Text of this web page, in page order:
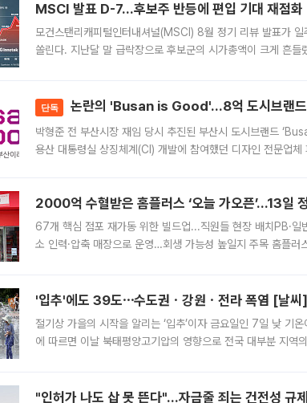
MSCI 발표 D-7…후보주 반등에 편입 기대 재점화
모건스탠리캐피털인터내셔널(MSCI) 8월 정기 리뷰 발표가
쏠린다. 지난달 말 급락장으로 후보군의 시가총액이 크게 흔
단독 논란의 'Busan is Good'…8억 도시브랜드,
박형준 전 부산시장 재임 당시 추진된 부산시 도시브랜드
용산 대통령실 상징체계(CI) 개발에 참여했던 디자인 전문업
2000억 수혈받은 홈플러스 ‘오늘 가오픈’...13일
67개 핵심 점포 재가동 위한 빌드업...직원들 현장 배치PB·일
소 인력·압축 매장으로 운영…회생 가능성 높일지 주목 홈플
'입추'에도 39도⋯수도권ㆍ강원ㆍ전라 폭염 [날씨]
절기상 가을의 시작을 알리는 ‘입추’이자 금요일인 7일 낮 기
에 따르면 이날 북태평양고기압의 영향으로 전국 대부분 지
"인허가 나도 삽 못 뜬다"…자금줄 죄는 건전성